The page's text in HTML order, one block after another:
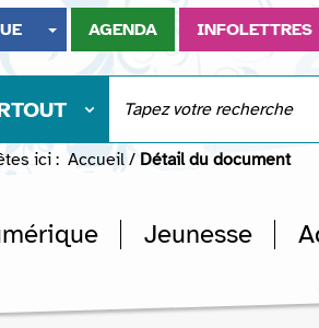
AGENDA INFOLETTRES
ici : Accueil / Détail du document
Jeunesse